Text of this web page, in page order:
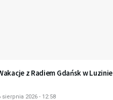
z Radiem Gdańsk w Luzinie
sierpnia 2026 - 12:58